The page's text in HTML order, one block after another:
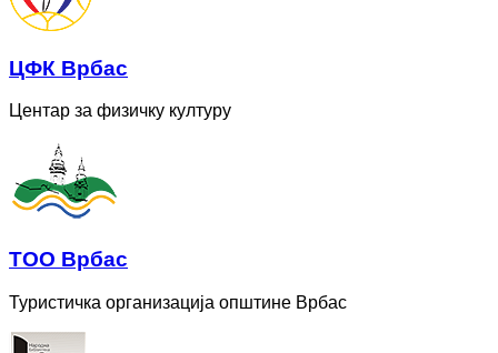
ЦФК Врбас
Центар за физичку културу
ТОО Врбас
Туристичка организација општине Врбас